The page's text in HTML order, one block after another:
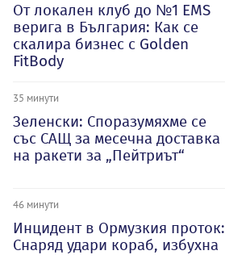
От локален клуб до №1 EMS
верига в България: Как се
скалира бизнес с Golden
FitBody
35 минути
Зеленски: Споразумяхме се
със САЩ за месечна доставка
на ракети за „Пейтриът“
46 минути
Инцидент в Ормузкия проток:
Снаряд удари кораб, избухна